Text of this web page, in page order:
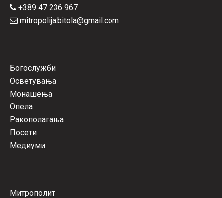
+389 47 236 967
mitropolija.bitola@gmail.com
Богослужби
Осветувања
Монашења
Опела
Ракополагања
Посети
Медиуми
Митрополит